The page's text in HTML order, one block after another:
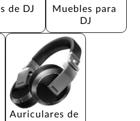
de DJ
Muebles para
DJ
Auriculares de